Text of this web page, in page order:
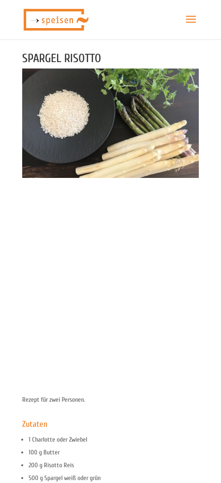
SPARGEL RISOTTO
Rezept für zwei Personen.
Zutaten
1 Charlotte oder Zwiebel
100 g Butter
200 g Risotto Reis
500 g Spargel weiß oder grün